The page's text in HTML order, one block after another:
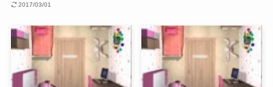
2017/03/01